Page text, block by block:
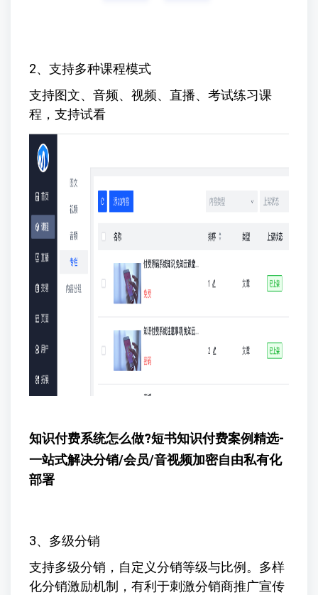
2、支持多种课程模式
支持图文、音频、视频、直播、考试练习课
程，支持试看
知识付费系统怎么做?短书知识付费案例精选-
一站式解决分销/会员/音视频加密自由私有化
部署
3、多级分销
支持多级分销，自定义分销等级与比例。多样
化分销激励机制，有利于刺激分销商推广宣传